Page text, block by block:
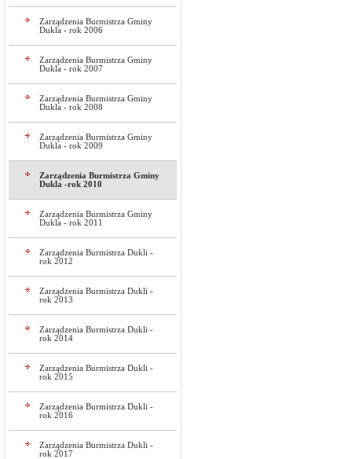
Zarządzenia Burmistrza Gminy
Dukla - rok 2006
Zarządzenia Burmistrza Gminy
Dukla - rok 2007
Zarządzenia Burmistrza Gminy
Dukla - rok 2008
Zarządzenia Burmistrza Gminy
Dukla - rok 2009
Zarządzenia Burmistrza Gminy
Dukla -rok 2010
Zarządzenia Burmistrza Gminy
Dukla - rok 2011
Zarządzenia Burmistrza Dukli -
rok 2012
Zarządzenia Burmistrza Dukli -
rok 2013
Zarządzenia Burmistrza Dukli -
rok 2014
Zarządzenia Burmistrza Dukli -
rok 2015
Zarządzenia Burmistrza Dukli -
rok 2016
Zarządzenia Burmistrza Dukli -
rok 2017